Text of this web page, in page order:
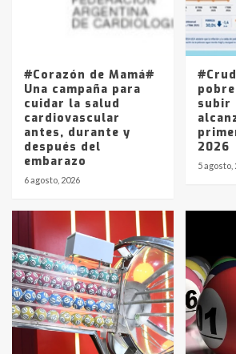
Los precios de los
La Pampa, desde YPF
entre 857 a 1338
#Corazón de Mamá#
Una campaña para
cuidar la salud
cardiovascular
antes, durante y
después del
embarazo
6 agosto, 2026
subir
2026
5 agosto,